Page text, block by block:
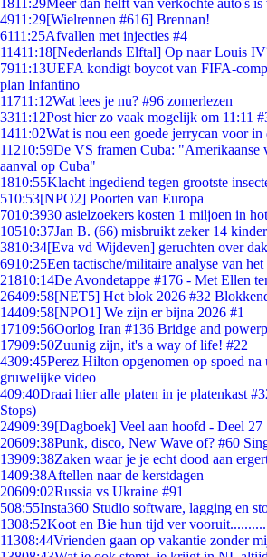
1811:29Meer dan helft van verkochte auto's
4911:29[Wielrennen #616] Brennan!
6111:25Afvallen met injecties #4
11411:18[Nederlands Elftal] Op naar Louis
7911:13UEFA kondigt boycot van FIFA-
plan Infantino
11711:12Wat lees je nu? #96 zomerlezen
3311:12Post hier zo vaak mogelijk om 11:11
1411:02Wat is nou een goede jerrycan voor in
11210:59De VS framen Cuba: "Amerikaanse
aanval op Cuba"
1810:55Klacht ingediend tegen grootste
510:53[NPO2] Poorten van Europa
7010:3930 asielzoekers kosten 1 miljoen in
10510:37Jan B. (66) misbruikt zeker 14
3810:34[Eva vd Wijdeven] geruchten over
6910:25Een tactische/militaire analyse van
21810:14De Avondetappe #176 - Met Ellen
26409:58[NET5] Het blok 2026 #32
14409:58[NPO1] We zijn er bijna 2026 #1
17109:56Oorlog Iran #136 Bridge and
17909:50Zuunig zijn, it's a way of life! #22
4309:45Perez Hilton opgenomen op spoed na
gruwelijke video
409:40Draai hier alle platen in je platenkast
Stops)
24909:39[Dagboek] Veel aan hoofd - Deel 27
20609:38Punk, disco, New Wave of? #60
13909:38Zaken waar je je echt dood aan
1409:38Aftellen naar de kerstdagen
20609:02Russia vs Ukraine #91
508:55Insta360 Studio software, lagging en
1308:52Koot en Bie hun tijd ver
11308:44Vrienden gaan op vakantie zonder